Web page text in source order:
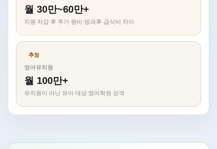
월 30만~60만+
지원 차감 후 추가 원비·방과후·급식비 차이
추정
영어유치원
월 100만+
유치원이 아닌 유아 대상 영어학원 성격